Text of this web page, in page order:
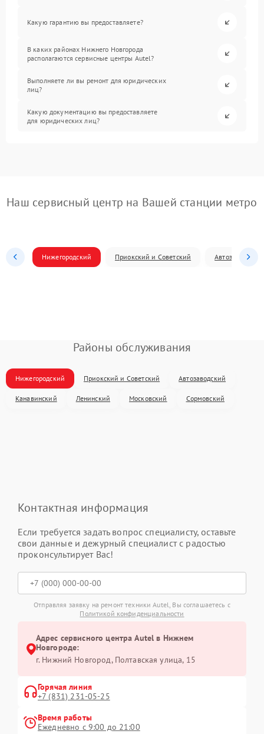
Какую гарантию вы предоставляете?
В каких районах Нижнего Новгорода
располагаются сервисные центры Autel?
Выполняете ли вы ремонт для юридических
лиц?
Какую документацию вы предоставляете
для юридических лиц?
Наш сервисный центр на Вашей станции метро
Нижегородский Приокский и Советский Автозаводский
Районы обслуживания
Нижегородский Приокский и Советский Автозаводский
Канавинский Ленинский Московский Сормовский
Контактная информация
Если требуется задать вопрос специалисту, оставьте
свои данные и дежурный специалист с радостью
проконсультирует Вас!
Отправляя заявку на ремонт техники Autel, Вы соглашаетесь с
Политикой конфиденциальности
Адрес сервисного центра Autel в Нижнем
Новгороде:
г. Нижний Новгород, Полтавская улица, 15
Горячая линия
+7 (831) 231-05-25
Время работы
Ежедневно с 9:00 до 21:00